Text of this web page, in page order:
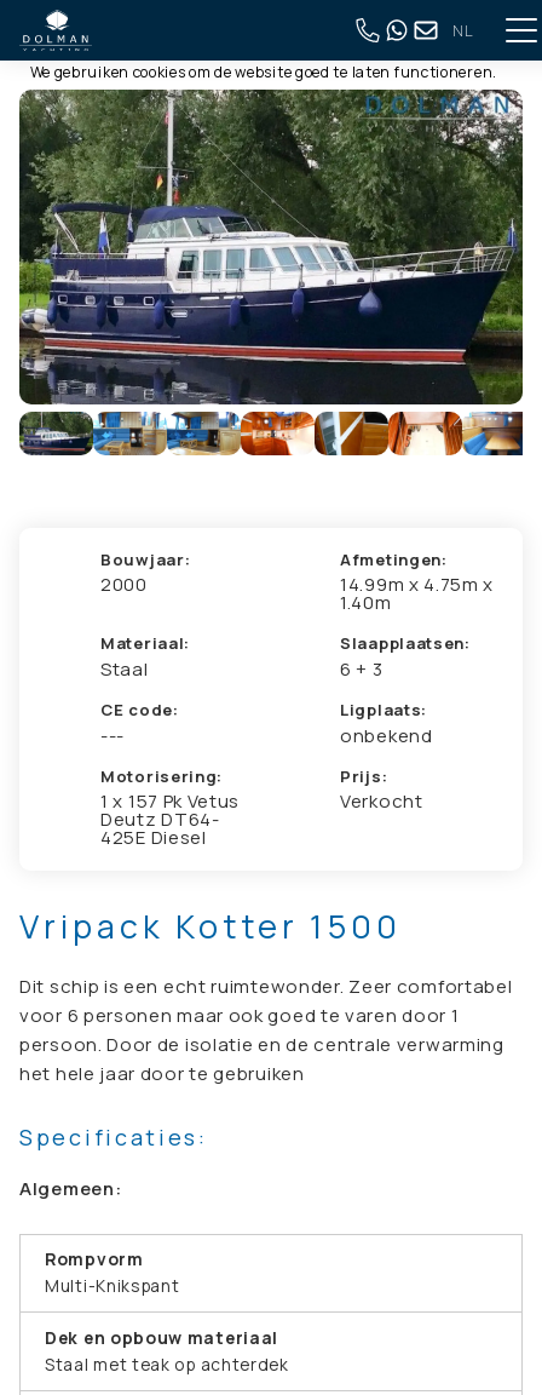
NL
Terug naar volledig overzicht
Bouwjaar:
2000
Afmetingen:
14.99m x 4.75m x
1.40m
Materiaal:
Staal
Slaapplaatsen:
6 + 3
CE code:
---
Ligplaats:
onbekend
Motorisering:
1 x 157 Pk Vetus
Deutz DT64-
425E Diesel
Prijs:
Verkocht
Vripack Kotter 1500
Dit schip is een echt ruimtewonder. Zeer comfortabel
voor 6 personen maar ook goed te varen door 1
persoon. Door de isolatie en de centrale verwarming
het hele jaar door te gebruiken
Specificaties:
Algemeen:
Rompvorm
Multi-Knikspant
Dek en opbouw materiaal
Staal met teak op achterdek
Deze website gebruikt cookies
We gebruiken cookies om de website goed te laten functioneren.
Meer informatie is beschikbaar in onzeprivacyverklaring. Door
op accepteren te klikken, geef je aan hiermee akkoord te gaan.
Alles accepteren
Aanpassen
Alleen noodzakelijk